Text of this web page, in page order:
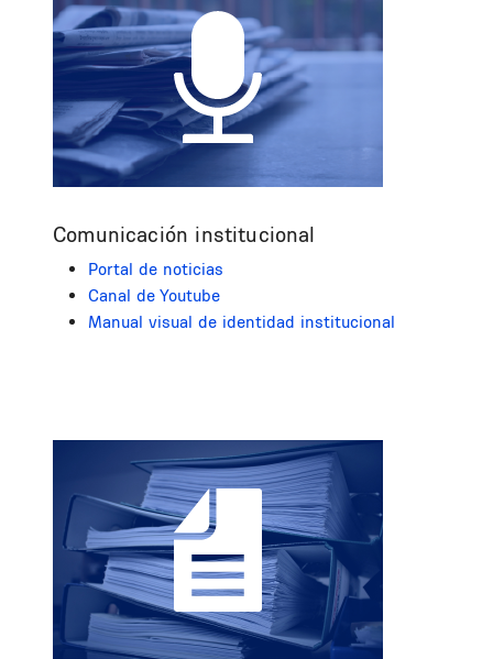
Comunicación institucional
Portal de noticias
Canal de Youtube
Manual visual de identidad institucional